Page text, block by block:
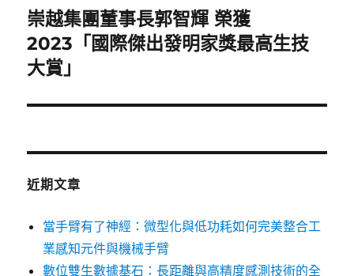
下
一
篇
章:
崇越集團董事長郭智輝 榮獲
2023「國際傑出發明家獎最高生技
大賞」
近期文章
當手臂有了神經：微型化與低功耗如何完美整合工
業感知元件與機械手臂
數位雙生數據基石：長距離與高精度感測技術的全